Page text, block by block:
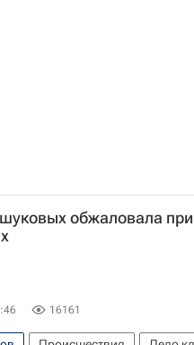
обжаловала
16161